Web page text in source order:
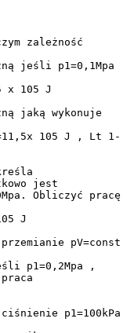
zależność
jeśli p1=0,1Mpa
x 105 J
jaką wykonuje
105 J , Lt 1-
jest
Obliczyć pracę
J
pV=const
p1=0,2Mpa ,
p1=100kPa